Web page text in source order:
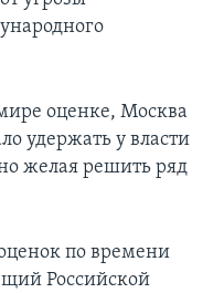
оценке, Москва
удержать у власти
желая решить ряд
по времени
Российской